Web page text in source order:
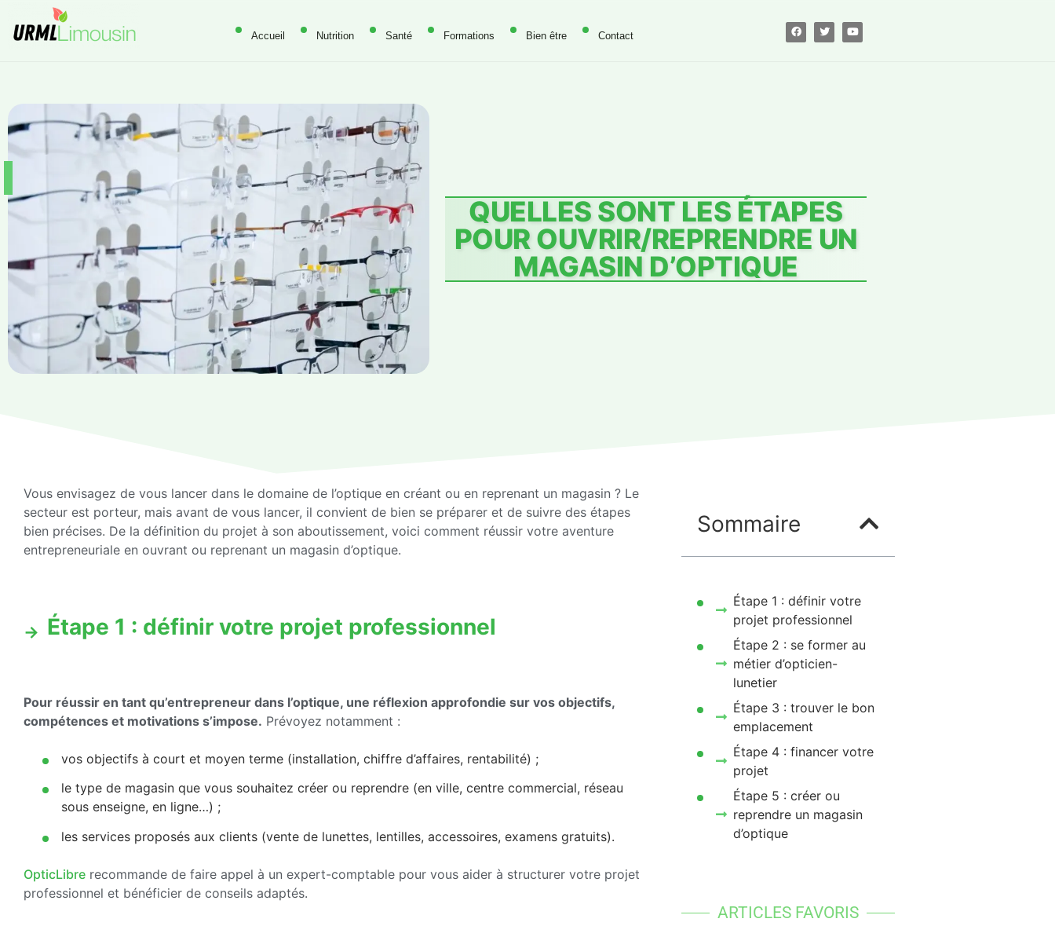
Accueil Nutrition Santé Formations Bien être Contact
QUELLES SONT LES ÉTAPES
POUR OUVRIR/REPRENDRE UN
MAGASIN D’OPTIQUE
Vous envisagez de vous lancer dans le domaine de l’optique en créant ou en reprenant un magasin ? Le
secteur est porteur, mais avant de vous lancer, il convient de bien se préparer et de suivre des étapes
bien précises. De la définition du projet à son aboutissement, voici comment réussir votre aventure
entrepreneuriale en ouvrant ou reprenant un magasin d’optique.
Étape 1 : définir votre projet professionnel
Pour réussir en tant qu’entrepreneur dans l’optique, une réflexion approfondie sur vos objectifs,
compétences et motivations s’impose. Prévoyez notamment :
vos objectifs à court et moyen terme (installation, chiffre d’affaires, rentabilité) ;
le type de magasin que vous souhaitez créer ou reprendre (en ville, centre commercial, réseau
sous enseigne, en ligne…) ;
les services proposés aux clients (vente de lunettes, lentilles, accessoires, examens gratuits).
OpticLibre recommande de faire appel à un expert-comptable pour vous aider à structurer votre projet
professionnel et bénéficier de conseils adaptés.
Sommaire
Étape 1 : définir votre
projet professionnel
Étape 2 : se former au
métier d’opticien-
lunetier
Étape 3 : trouver le bon
emplacement
Étape 4 : financer votre
projet
Étape 5 : créer ou
reprendre un magasin
d’optique
ARTICLES FAVORIS